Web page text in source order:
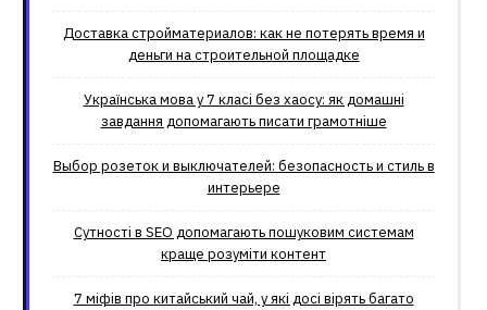
Доставка стройматериалов: как не потерять время и
деньги на строительной площадке
Українська мова у 7 класі без хаосу: як домашні
завдання допомагають писати грамотніше
Выбор розеток и выключателей: безопасность и стиль в
интерьере
Сутності в SEO допомагають пошуковим системам
краще розуміти контент
7 міфів про китайський чай, у які досі вірять багато